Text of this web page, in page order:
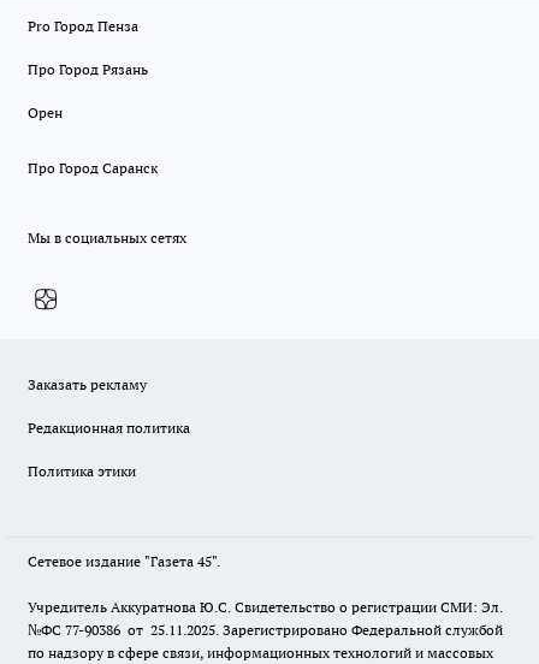
Pro Город Пенза
Про Город Рязань
Орен
Про Город Саранск
Мы в социальных сетях
Заказать рекламу
Редакционная политика
Политика этики
Сетевое издание "Газета 45".
Учредитель Аккуратнова Ю.С. Свидетельство о регистрации СМИ: Эл.
№ФС 77-90386 от 25.11.2025. Зарегистрировано Федеральной службой
по надзору в сфере связи, информационных технологий и массовых